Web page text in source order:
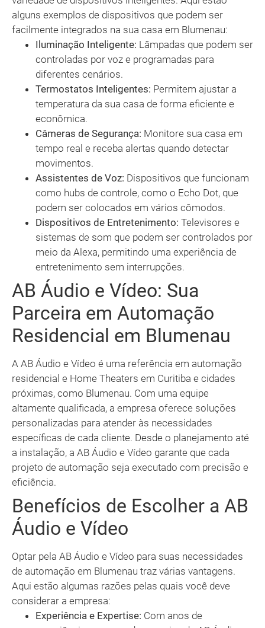
alguns exemplos de dispositivos que podem ser
facilmente integrados na sua casa em Blumenau:
Iluminação Inteligente: Lâmpadas que podem ser
controladas por voz e programadas para
diferentes cenários.
Termostatos Inteligentes: Permitem ajustar a
temperatura da sua casa de forma eficiente e
econômica.
Câmeras de Segurança: Monitore sua casa em
tempo real e receba alertas quando detectar
movimentos.
Assistentes de Voz: Dispositivos que funcionam
como hubs de controle, como o Echo Dot, que
podem ser colocados em vários cômodos.
Dispositivos de Entretenimento: Televisores e
sistemas de som que podem ser controlados por
meio da Alexa, permitindo uma experiência de
entretenimento sem interrupções.
AB Áudio e Vídeo: Sua
Parceira em Automação
Residencial em Blumenau
A AB Áudio e Vídeo é uma referência em automação
residencial e Home Theaters em Curitiba e cidades
próximas, como Blumenau. Com uma equipe
altamente qualificada, a empresa oferece soluções
personalizadas para atender às necessidades
específicas de cada cliente. Desde o planejamento até
a instalação, a AB Áudio e Vídeo garante que cada
projeto de automação seja executado com precisão e
eficiência.
Benefícios de Escolher a AB
Áudio e Vídeo
Optar pela AB Áudio e Vídeo para suas necessidades
de automação em Blumenau traz várias vantagens.
Aqui estão algumas razões pelas quais você deve
considerar a empresa:
Experiência e Expertise: Com anos de